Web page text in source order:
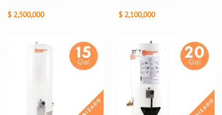
$ 2,500,000 $ 2,100,000